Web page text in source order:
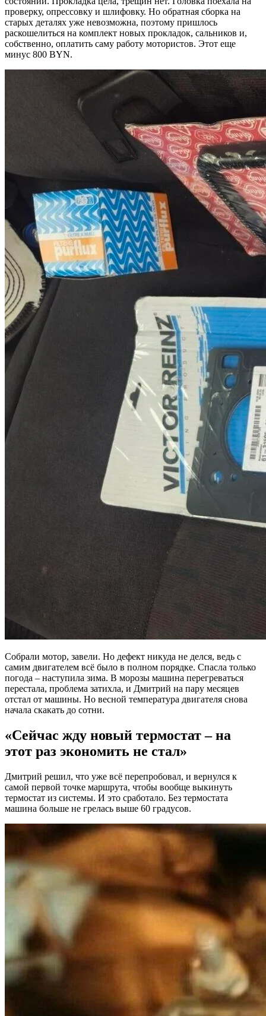
проверку, опрессовку и шлифовку. Но обратная сборка на
старых деталях уже невозможна, поэтому пришлось
раскошелиться на комплект новых прокладок, сальников и,
собственно, оплатить саму работу мотористов. Этот еще
минус 800 BYN.
Собрали мотор, завели. Но дефект никуда не делся, ведь с
самим двигателем всё было в полном порядке. Спасла только
погода – наступила зима. В морозы машина перегреваться
перестала, проблема затихла, и Дмитрий на пару месяцев
отстал от машины. Но весной температура двигателя снова
начала скакать до сотни.
«Сейчас жду новый термостат – на
этот раз экономить не стал»
Дмитрий решил, что уже всё перепробовал, и вернулся к
самой первой точке маршрута, чтобы вообще выкинуть
термостат из системы. И это сработало. Без термостата
машина больше не грелась выше 60 градусов.